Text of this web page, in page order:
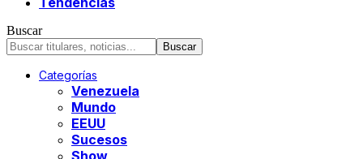
Buscar
Categorías
Venezuela
Mundo
EEUU
Sucesos
Show